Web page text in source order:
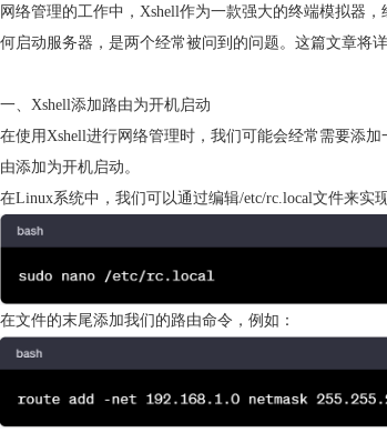
网络管理的工作中，Xshell作为一款强大的终端模拟器
何启动服务器，是两个经常被问到的问题。这篇文章将
一、Xshell添加路由为开机启动
在使用Xshell进行网络管理时，我们可能会经常需要添
由添加为开机启动。
在Linux系统中，我们可以通过编辑/etc/rc.local文件来实
在文件的末尾添加我们的路由命令，例如：